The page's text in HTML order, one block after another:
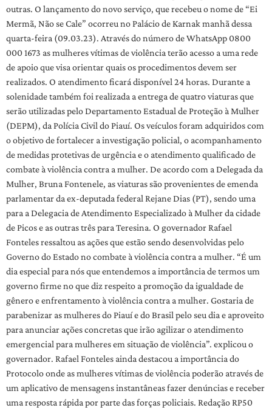
outras. O lançamento do novo serviço, que recebeu o nome de “Ei
Mermã, Não se Cale” ocorreu no Palácio de Karnak manhã dessa
quarta-feira (09.03.23). Através do número de WhatsApp 0800
000 1673 as mulheres vítimas de violência terão acesso a uma rede
de apoio que visa orientar quais os procedimentos devem ser
realizados. O atendimento ficará disponível 24 horas. Durante a
solenidade também foi realizada a entrega de quatro viaturas que
serão utilizadas pelo Departamento Estadual de Proteção à Mulher
(DEPM), da Polícia Civil do Piauí. Os veículos foram adquiridos com
o objetivo de fortalecer a investigação policial, o acompanhamento
de medidas protetivas de urgência e o atendimento qualificado de
combate à violência contra a mulher. De acordo com a Delegada da
Mulher, Bruna Fontenele, as viaturas são provenientes de emenda
parlamentar da ex-deputada federal Rejane Dias (PT), sendo uma
para a Delegacia de Atendimento Especializado à Mulher da cidade
de Picos e as outras três para Teresina. O governador Rafael
Fonteles ressaltou as ações que estão sendo desenvolvidas pelo
Governo do Estado no combate à violência contra a mulher. “É um
dia especial para nós que entendemos a importância de termos um
governo firme no que diz respeito a promoção da igualdade de
gênero e enfrentamento à violência contra a mulher. Gostaria de
parabenizar as mulheres do Piauí e do Brasil pelo seu dia e aproveito
para anunciar ações concretas que irão agilizar o atendimento
emergencial para mulheres em situação de violência”. explicou o
governador. Rafael Fonteles ainda destacou a importância do
Protocolo onde as mulheres vítimas de violência poderão através de
um aplicativo de mensagens instantâneas fazer denúncias e receber
uma resposta rápida por parte das forças policiais. Redação RP50